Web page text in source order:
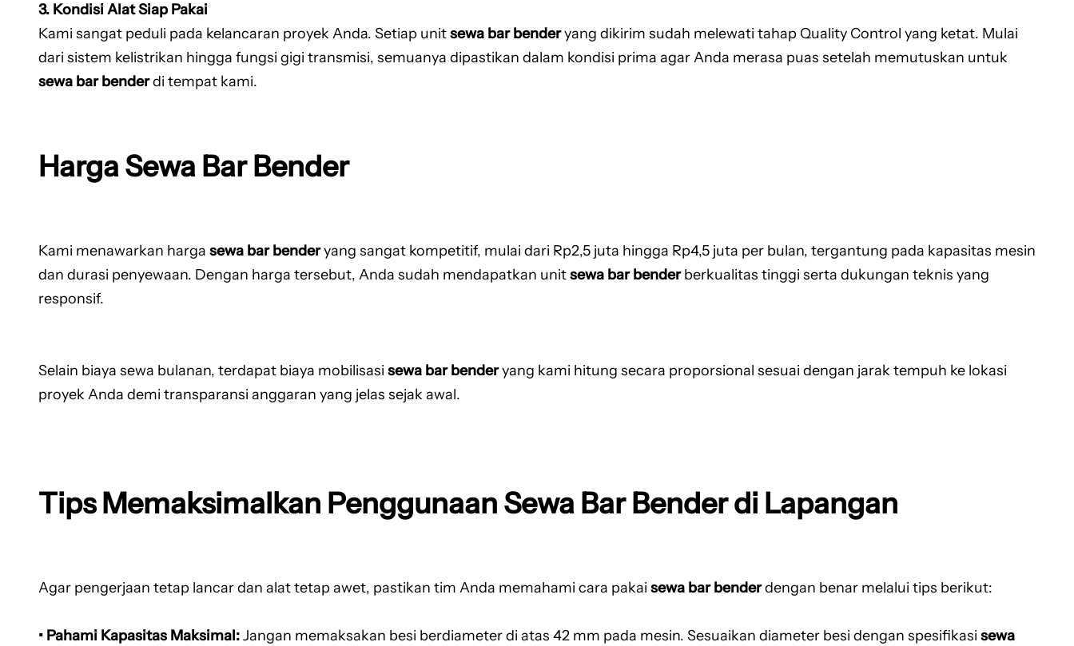
3. Kondisi Alat Siap Pakai
Kami sangat peduli pada kelancaran proyek Anda. Setiap unitsewa bar benderyang dikirim sudah melewati tahap Quality Control yang ketat. Mulai
dari sistem kelistrikan hingga fungsi gigi transmisi, semuanya dipastikan dalam kondisi prima agar Anda merasa puas setelah memutuskan untuk
sewa bar benderdi tempat kami.
Harga Sewa Bar Bender
Kami menawarkan harga sewa bar benderyang sangat kompetitif, mulai dari Rp2,5 juta hingga Rp4,5 juta per bulan, tergantung pada kapasitas mesin
dan durasi penyewaan. Dengan harga tersebut, Anda sudah mendapatkan unitsewa bar benderberkualitas tinggi serta dukungan teknis yang
responsif.
Selain biaya sewa bulanan, terdapat biaya mobilisasi sewa bar benderyang kami hitung secara proporsional sesuai dengan jarak tempuh ke lokasi
proyek Anda demi transparansi anggaran yang jelas sejak awal.
Tips Memaksimalkan Penggunaan Sewa Bar Bender di Lapangan
Agar pengerjaan tetap lancar dan alat tetap awet, pastikan tim Anda memahami cara pakai sewa bar benderdengan benar melalui tips berikut:
• Pahami Kapasitas Maksimal:Jangan memaksakan besi berdiameter di atas 42 mm pada mesin. Sesuaikan diameter besi dengan spesifikasi sewa